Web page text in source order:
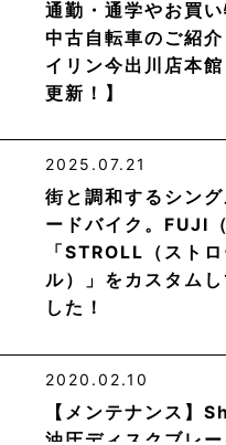
通勤・通学やお買い
中古自転車のご紹
イリン今出川店本
更新！】
2025.07.21
街と調和するシン
ードバイク。FUJI（
「STROLL（スト
ル）」をカスタムし
した！
2020.02.10
【メンテナンス】
油圧ディスクブレ